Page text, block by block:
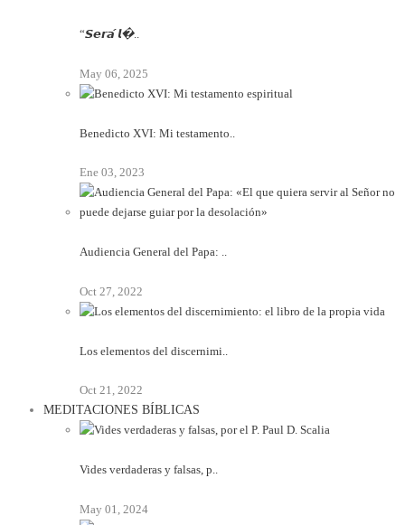
“𝙎𝙚𝙧𝙖́ 𝙡�..
May 06, 2025
Benedicto XVI: Mi testamento..
Ene 03, 2023
Audiencia General del Papa: ..
Oct 27, 2022
Los elementos del discernimi..
Oct 21, 2022
MEDITACIONES BÍBLICAS
Vides verdaderas y falsas, p..
May 01, 2024